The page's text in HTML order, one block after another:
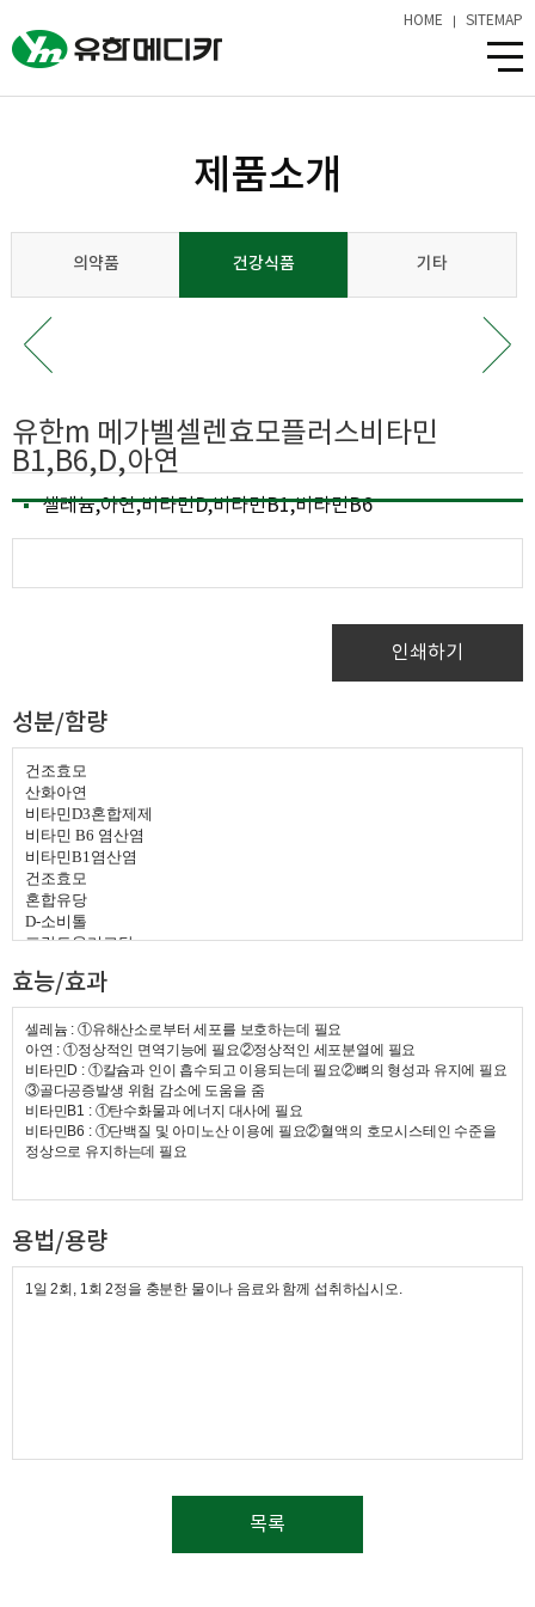
HOME SITEMAP
제품소개
의약품 건강식품 기타
유한m 메가벨셀렌효모플러스비타민
B1,B6,D,아연
셀레늄,아연,비타민D,비타민B1,비타민B6
인쇄하기
성분/함량
건조효모
산화아연
비타민D3혼합제제
비타민 B6 염산염
비타민B1염산염
건조효모
혼합유당
D-소비톨
프락토올리고당
스테아린산마그네슘
아미노산혼합제제
난백단백분말
비타민미네랄혼합제제
옥타코사놀
건조자라분말
키토산
건조효모
L-글루타민
L-아르지닌
효능/효과
셀레늄 : ①유해산소로부터 세포를 보호하는데 필요
아연 : ①정상적인 면역기능에 필요②정상적인 세포분열에 필요
비타민D : ①칼슘과 인이 흡수되고 이용되는데 필요②뼈의 형성과 유지에 필요
③골다공증발생 위험 감소에 도움을 줌
비타민B1 : ①탄수화물과 에너지 대사에 필요
비타민B6 : ①단백질 및 아미노산 이용에 필요②혈액의 호모시스테인 수준을
정상으로 유지하는데 필요
용법/용량
1일 2회, 1회 2정을 충분한 물이나 음료와 함께 섭취하십시오.
목록